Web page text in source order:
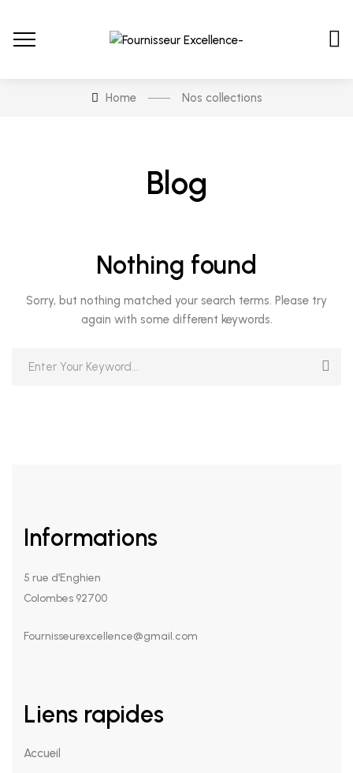
Home Nos collections
Blog
Nothing found
Sorry, but nothing matched your search terms. Please try
again with some different keywords.
Informations
5 rue d’Enghien
Colombes 92700
Fournisseurexcellence@gmail.com
Liens rapides
Accueil